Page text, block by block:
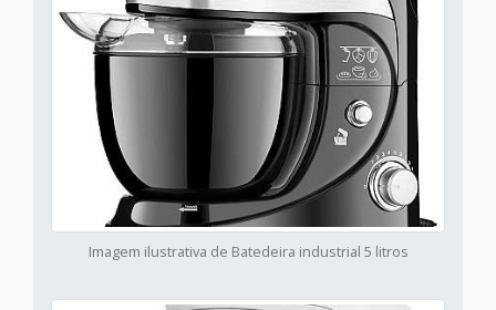
Imagem ilustrativa de Batedeira industrial 5 litros